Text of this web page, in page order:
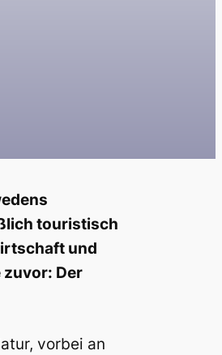
touristisch
und
zuvor: Der
vorbei an